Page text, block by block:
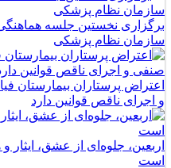
برگزاری نخستین جلسه
سازمان نظام پزشکی
اعتراض پرستاران
و اجرای ناقص قوانین دارد
اربعین، جلوه‌ای از عشق،
است